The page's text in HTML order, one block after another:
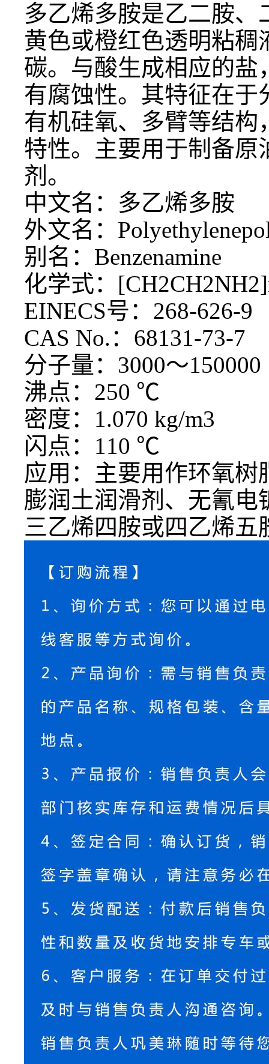
多乙烯多胺是乙二胺
黄色或橙红色透明粘
碳。与酸生成相应的
有腐蚀性。其特征在
有机硅氧、多臂等结
特性。主要用于制备
剂。
中文名：多乙烯多胺
外文名：
别名： Benzenamine
化学式：
EINECS号：268-626-9
CAS No.：68131-73-7
分子量： 3000～150000
沸点： 250 ℃
密度： 1.070 kg/m3
闪点： 110 ℃
应用：主要用作环氧
膨润土润滑剂、无氰
三乙烯四胺或四乙烯五